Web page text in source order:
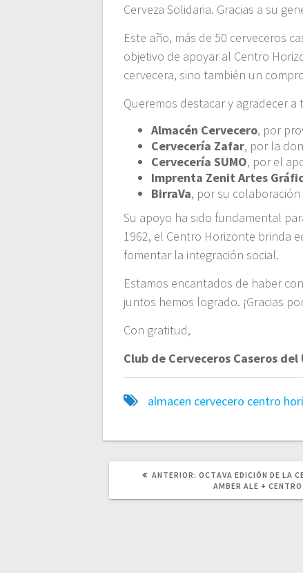
Cerveza Solidaria. Gracias a su
Este año, más de 50 cerveceros
objetivo de apoyar al Centro
cervecera, sino también un
Queremos destacar y agradecer
Almacén Cervecero, por
Cervecería Zafar, por la
Cervecería SUMO, por el
Imprenta Zenit Artes
BirraVa, por su
Su apoyo ha sido fundamental
1962, el Centro Horizonte brinda
fomentar la integración social.
Estamos encantados de haber
juntos hemos logrado. ¡Gracias
Con gratitud,
Club de Cerveceros Caseros del
almacen cervecero centro
ANTERIOR: POST
ANTERIOR:
OCTAVA EDICIÓN DE LA
AMBER ALE +